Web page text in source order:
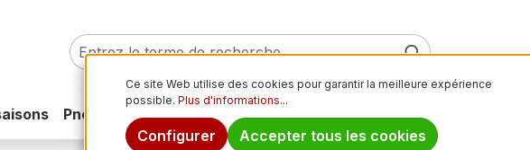
Pneus hiver Pneus moto Jantes Pneus tout-terrain
Ce site Web utilise des cookies pour garantir la meilleure expérience
possible.Plus d'informations...
Configurer Accepter tous les cookies